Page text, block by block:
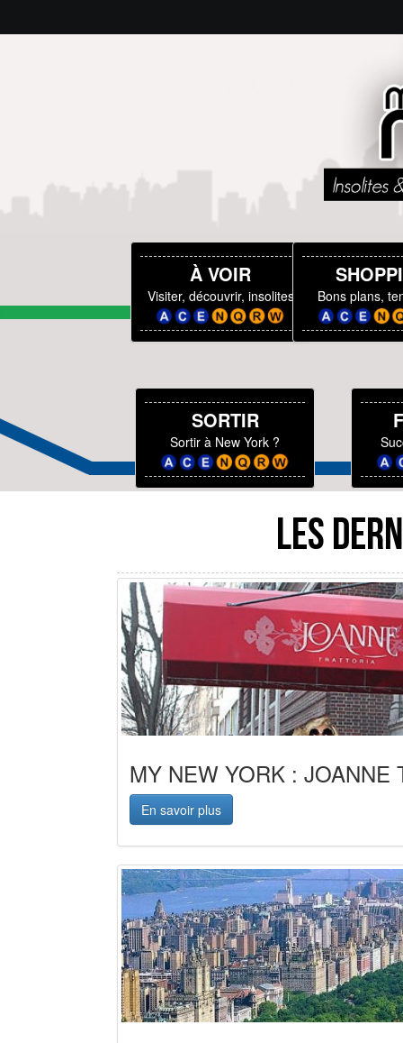
À VOIR
Visiter, découvrir, insolites Bons plans,
SORTIR
Sortir à New York ?
LES
MY NEW YORK : JOANNE
En savoir plus